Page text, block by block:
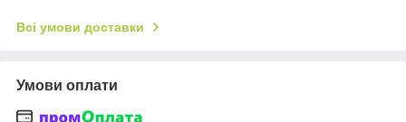
Всі умови доставки
Умови оплати